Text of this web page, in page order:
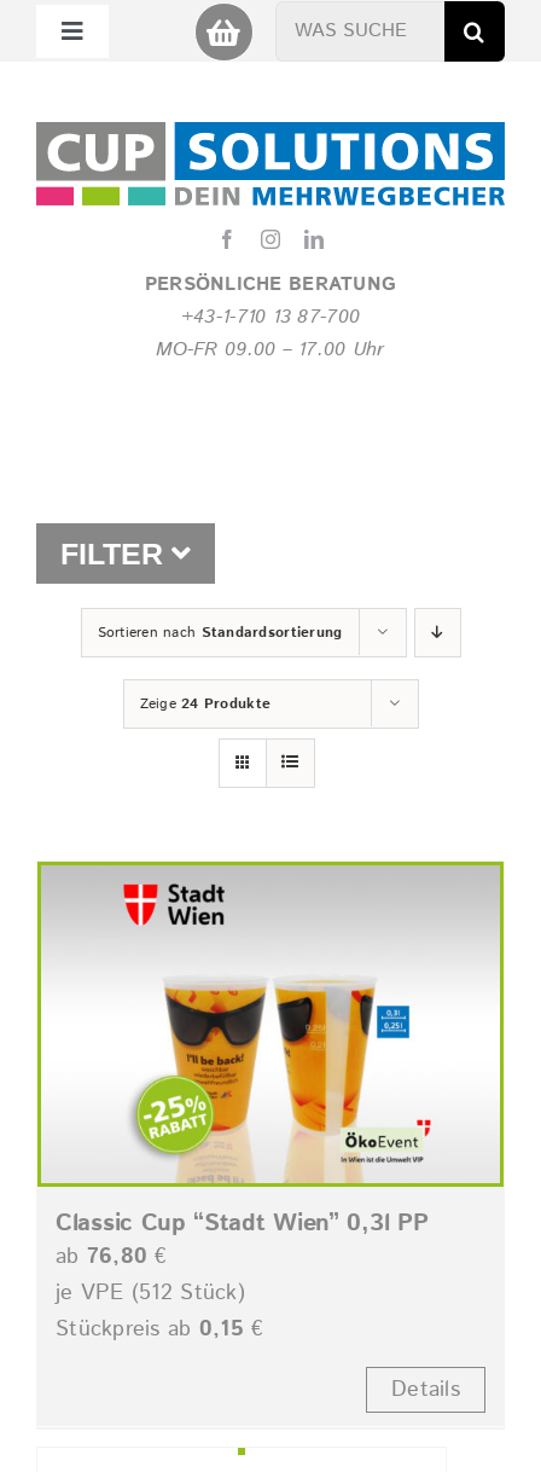
PERSÖNLICHE BERATUNG
+43-1-710 13 87-700
MO-FR 09.00 – 17.00 Uhr
Toggle
Miet Cup
Nachhaltigkeit
Shop
Suche
nach:
FILTER
Sortieren nach Standardsortierung
Zeige24 Produkte
Classic Cup “Stadt Wien” 0,3l PP
ab 76,80 €
je VPE (512 Stück)
Stückpreis ab 0,15 €
Details